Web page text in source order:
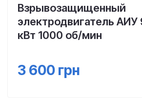
Взрывозащищенный
электродвигатель АИУ
кВт 1000 об/мин
3 600 грн